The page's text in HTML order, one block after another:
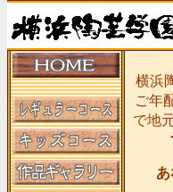
横浜
ご年
で地